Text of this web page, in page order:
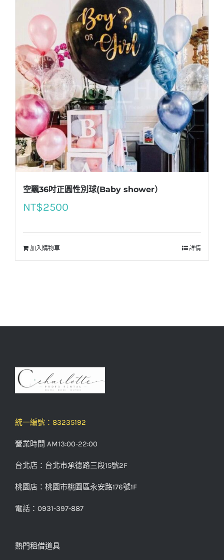
空飄36吋正圓性別球(Baby shower）
NT$2500
加入購物車 詳情
統一編號：83235192
營業時間 AM13:00-22:00
台北店：台北市承德路三段15號2F
桃園店：桃園市桃園區永安路176號1F
電話：0931-397-887
熱門租借道具